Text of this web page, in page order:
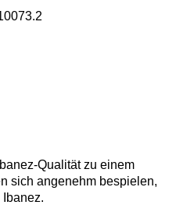
Qualität zu einem
sich angenehm bespielen,